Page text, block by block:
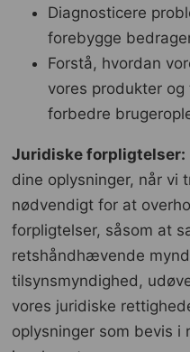
Diagnosticere
forebygge
Forstå, hvordan
vores produkter
forbedre
Juridiske forpligtelser:
dine oplysninger, når vi
nødvendigt for at
forpligtelser, såsom at
retshåndhævende
tilsynsmyndighed,
vores juridiske
oplysninger som bevis i